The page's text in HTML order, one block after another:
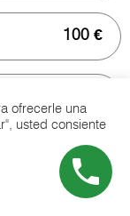
100 €
ofrecerle una
usted consiente